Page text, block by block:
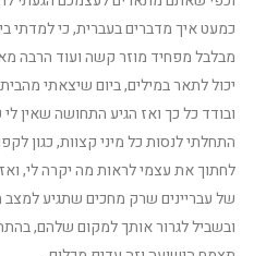
כמעט איך מדברים בעברית, כי למדתי
מבלבל מפחיד מוזר קשה ועוד הרבה
יכול לתאר במילים, ביום שיצאתי
ובודד כל כך ואז הגיע התחושה שאין
התחלתי לנסות כל מיני קצוות, כגון
לחתוך את עצמי לראות מה יקרה לי,
של עבריינים שרק מחכים שתגיע
ובשביל לגרור אותך למקום שלהם,